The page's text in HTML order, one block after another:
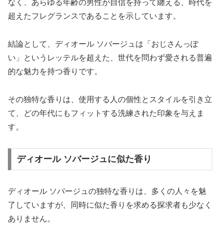
なく、あらゆる年齢の男性が自信を持って纏える、時代を
超えたフレグランスであることを示しています。
結論として、ディオール ソバージュは「おじさんっぽ
い」というレッテルを超えた、世代を問わず愛される普遍
的な魅力を持つ香りです。
その独特な香りは、使用する人の個性とスタイルを引き立
て、どの年代にもフィットする洗練された印象を与えま
す。
ディオール ソバージュに似た香り
ディオール ソバージュの独特な香りは、多くの人々を魅
了していますが、同時に似た香りを求める探求者も少なく
ありません。